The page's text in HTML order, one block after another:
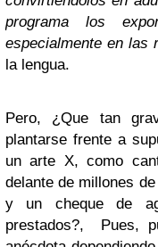
programa los
especialmente en las
la lengua.
Pero, ¿Que tan
plantarse frente a
un arte X, como
delante de millones
y un cheque de
prestados?, Pues,